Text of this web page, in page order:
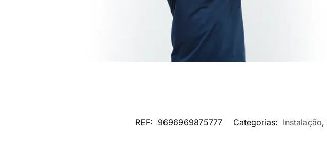
REF: 9696969875777 Categorias: Instalação,